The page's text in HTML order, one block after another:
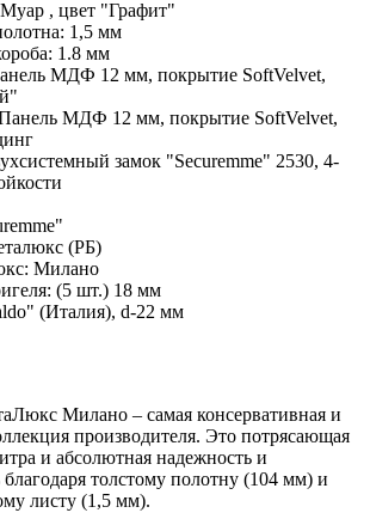
, цвет "Графит"
: 1,5 мм
: 1.8 мм
МДФ 12 мм, покрытие SoftVelvet,
МДФ 12 мм, покрытие SoftVelvet,
замок "Securemme" 2530, 4-
(РБ)
: Милано
: (5 шт.) 18 мм
(Италия), d-22 мм
Милано – самая консервативная и
производителя. Это потрясающая
и абсолютная надежность и
благодаря толстому полотну (104 мм) и
листу (1,5 мм).